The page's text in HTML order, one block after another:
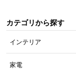
カテゴリから探す
インテリア
家電